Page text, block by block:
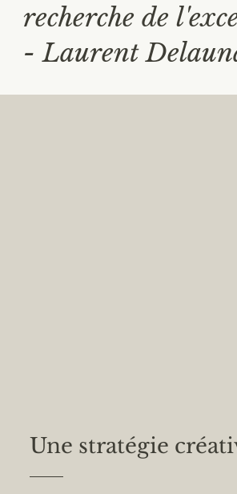
recherche de
- Laurent
Une stratégie